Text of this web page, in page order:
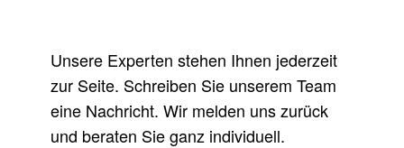
Unsere Experten stehen Ihnen jederzeit
zur Seite. Schreiben Sie unserem Team
eine Nachricht. Wir melden uns zurück
und beraten Sie ganz individuell.